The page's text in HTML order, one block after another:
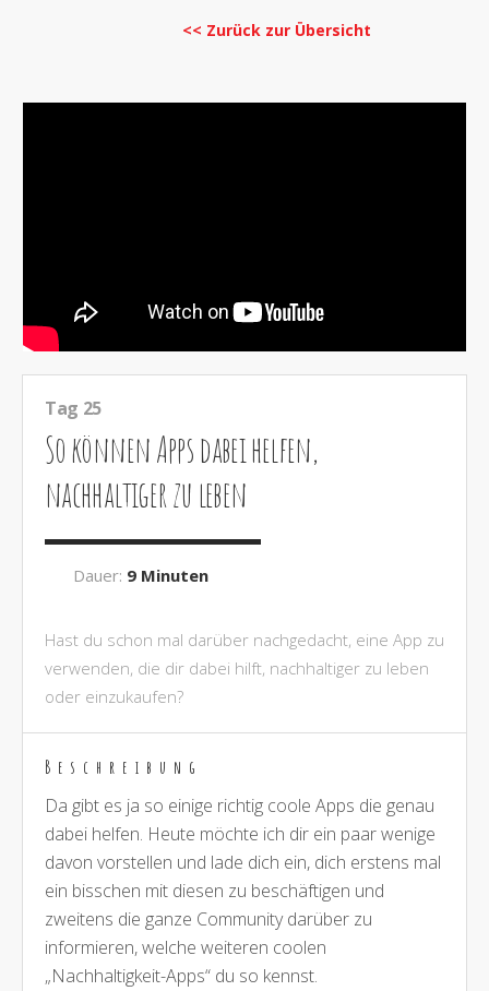
<< Zurück zur Übersicht
Tag 25
So können Apps dabei helfen,
nachhaltiger zu leben
Dauer: 9 Minuten
Hast du schon mal darüber nachgedacht, eine App zu
verwenden, die dir dabei hilft, nachhaltiger zu leben
oder einzukaufen?
Beschreibung
Da gibt es ja so einige richtig coole Apps die genau
dabei helfen. Heute möchte ich dir ein paar wenige
davon vorstellen und lade dich ein, dich erstens mal
ein bisschen mit diesen zu beschäftigen und
zweitens die ganze Community darüber zu
informieren, welche weiteren coolen
„Nachhaltigkeit-Apps“ du so kennst.